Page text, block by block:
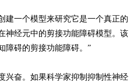
建一个模型来研究它是一个真正的
神经元中的剪接功能障碍模型。该
障碍的剪接功能障碍。”
兴奋。如果科学家抑制抑制性神经